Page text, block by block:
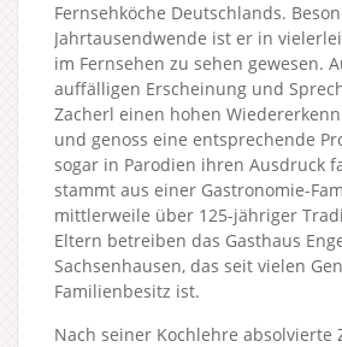
Fernsehköche Deutschlands.
Jahrtausendwende ist er in
im Fernsehen zu sehen gewesen.
auffälligen Erscheinung und
Zacherl einen hohen
und genoss eine entsprechende
sogar in Parodien ihren Ausdruck
stammt aus einer Gastronomie-
mittlerweile über 125-jähriger
Eltern betreiben das Gasthaus
Sachsenhausen, das seit vielen
Familienbesitz ist.
Nach seiner Kochlehre absolvierte